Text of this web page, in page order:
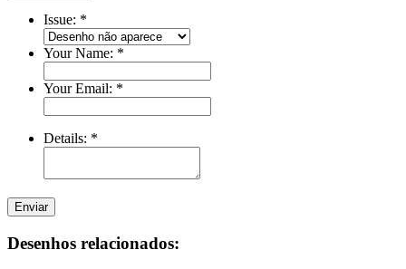
Issue: *
Your Name: *
Your Email: *
Details: *
Enviar
Desenhos relacionados: